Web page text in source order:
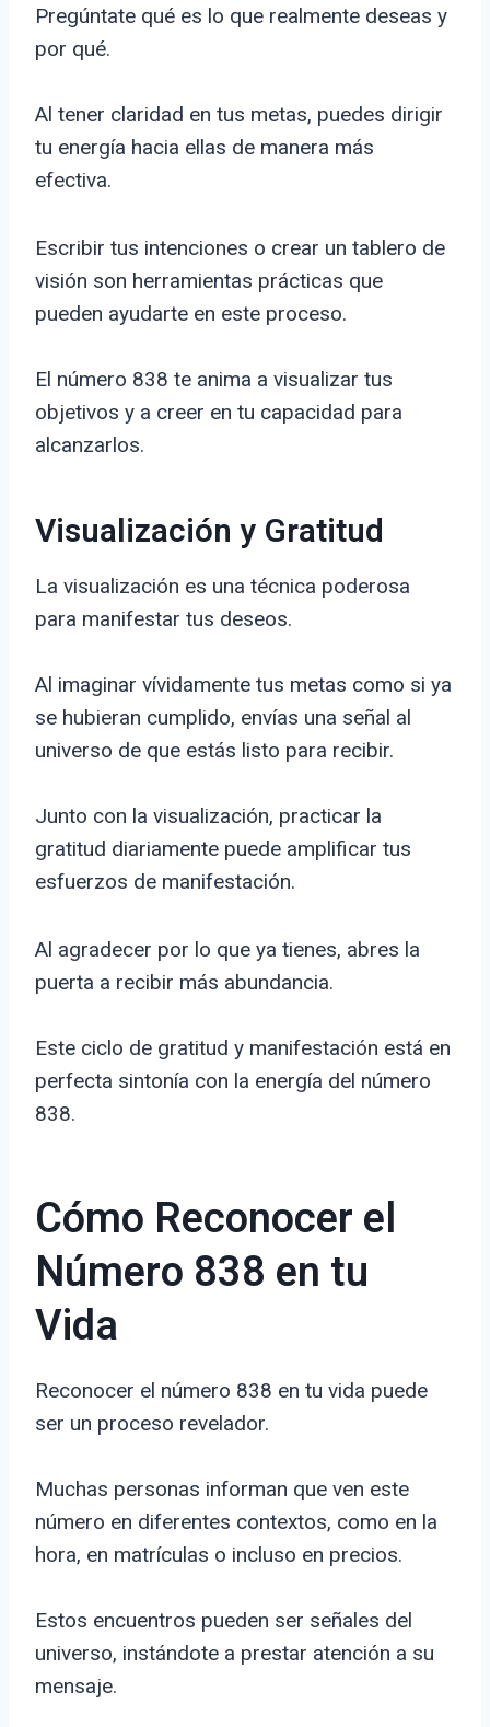
Pregúntate qué es lo que realmente deseas y
por qué.
Al tener claridad en tus metas, puedes dirigir
tu energía hacia ellas de manera más
efectiva.
Escribir tus intenciones o crear un tablero de
visión son herramientas prácticas que
pueden ayudarte en este proceso.
El número 838 te anima a visualizar tus
objetivos y a creer en tu capacidad para
alcanzarlos.
Visualización y Gratitud
La visualización es una técnica poderosa
para manifestar tus deseos.
Al imaginar vívidamente tus metas como si ya
se hubieran cumplido, envías una señal al
universo de que estás listo para recibir.
Junto con la visualización, practicar la
gratitud diariamente puede amplificar tus
esfuerzos de manifestación.
Al agradecer por lo que ya tienes, abres la
puerta a recibir más abundancia.
Este ciclo de gratitud y manifestación está en
perfecta sintonía con la energía del número
838.
Cómo Reconocer el
Número 838 en tu
Vida
Reconocer el número 838 en tu vida puede
ser un proceso revelador.
Muchas personas informan que ven este
número en diferentes contextos, como en la
hora, en matrículas o incluso en precios.
Estos encuentros pueden ser señales del
universo, instándote a prestar atención a su
mensaje.